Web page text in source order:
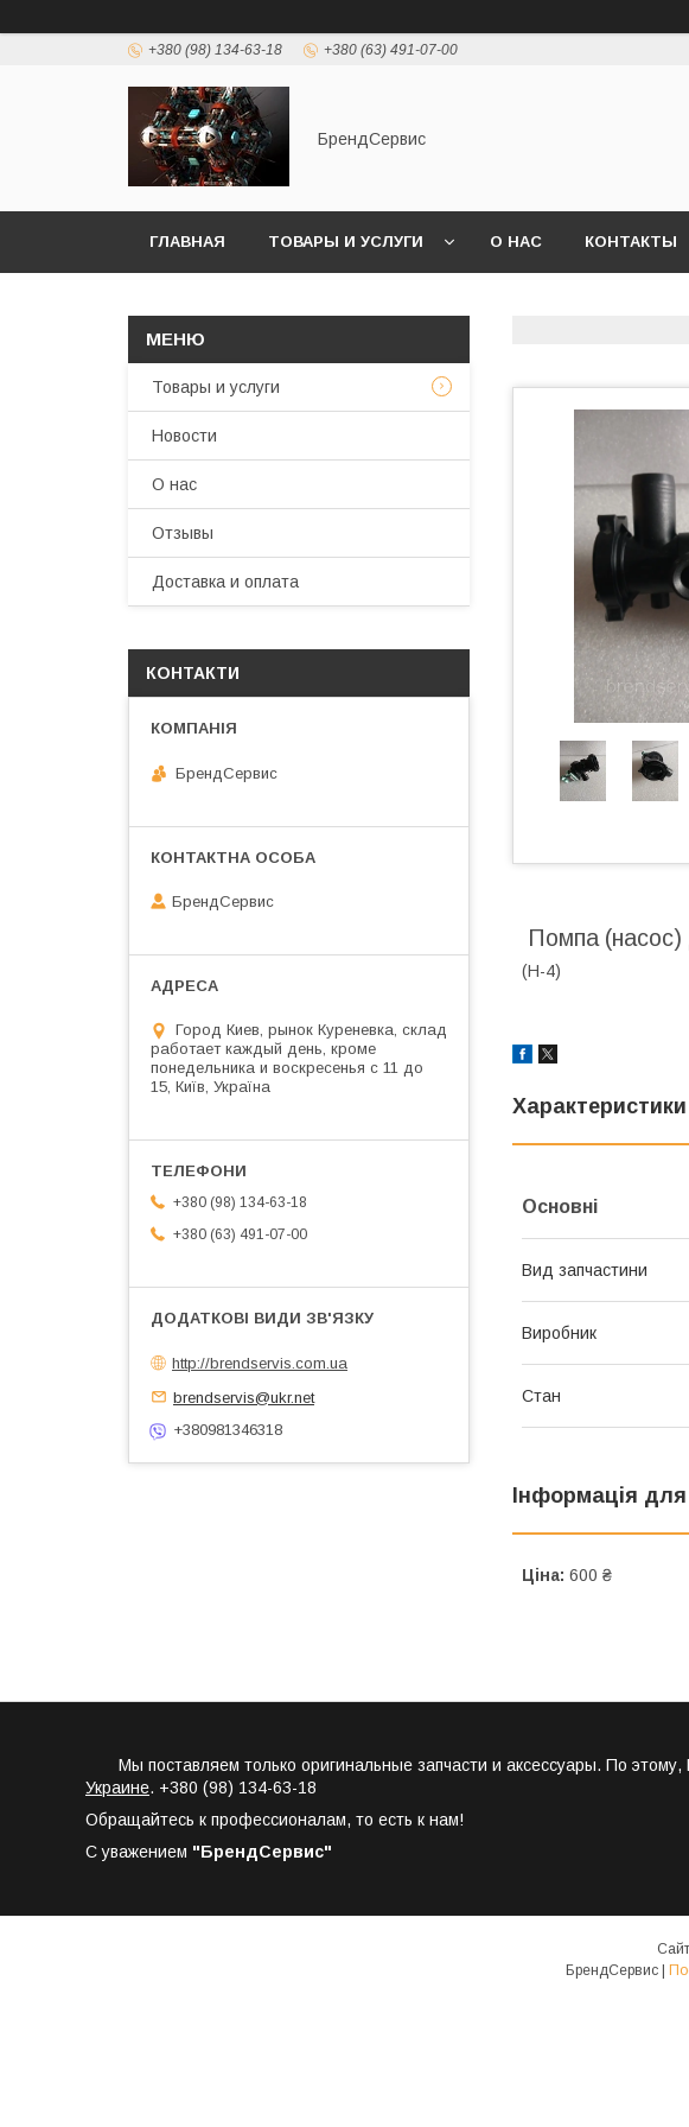
+380 (98) 134-63-18 +380 (63) 491-07-00
БрендСервис
ГЛАВНАЯ ТОВАРЫ И УСЛУГИ О НАС КОНТАКТЫ
Помпа (насос)
(H-4)
Характеристики
Основні
Вид запчастини
Виробник
Стан
Інформація
Ціна: 600 ₴
Товары и услуги
Новости
О нас
Отзывы
Доставка и оплата
КОНТАКТИ
БрендСервис
БрендСервис
Город Киев, рынок Куреневка, склад
работает каждый день, кроме
понедельника и воскресенья с 11 до
15, Київ, Україна
+380 (98) 134-63-18
+380 (63) 491-07-00
http://brendservis.com.ua
brendservis@ukr.net
+380981346318
Мы поставляем только оригинальные запчасти и аксессуары. По этому,
Украине. +380 (98) 134-63-18
Обращайтесь к профессионалам, то есть к нам!
С уважением "БрендСервис"
БрендСервис |